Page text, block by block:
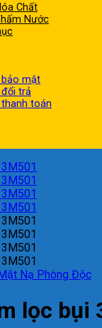
Chất
Nước
bảo mật
trả
toán
Mặt Nạ Phòng Độc
lọc bụi